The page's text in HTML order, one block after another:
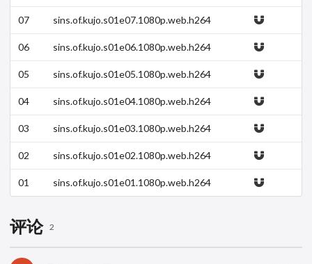
07
sins.of.kujo.s01e07.1080p.web.h264
06
sins.of.kujo.s01e06.1080p.web.h264
05
sins.of.kujo.s01e05.1080p.web.h264
04
sins.of.kujo.s01e04.1080p.web.h264
03
sins.of.kujo.s01e03.1080p.web.h264
02
sins.of.kujo.s01e02.1080p.web.h264
01
sins.of.kujo.s01e01.1080p.web.h264
评论 2